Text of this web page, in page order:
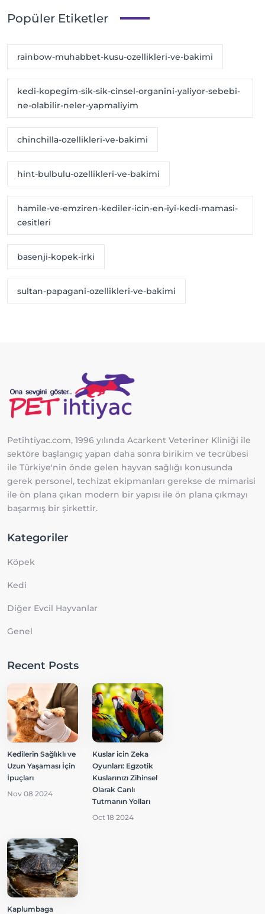
Popüler Etiketler
rainbow-muhabbet-kusu-ozellikleri-ve-bakimi
kedi-kopegim-sik-sik-cinsel-organini-yaliyor-sebebi-
ne-olabilir-neler-yapmaliyim
chinchilla-ozellikleri-ve-bakimi
hint-bulbulu-ozellikleri-ve-bakimi
hamile-ve-emziren-kediler-icin-en-iyi-kedi-mamasi-
cesitleri
basenji-kopek-irki
sultan-papagani-ozellikleri-ve-bakimi
Petihtiyac.com, 1996 yılında Acarkent Veteriner Kliniği ile
sektöre başlangıç yapan daha sonra birikim ve tecrübesi
ile Türkiye'nin önde gelen hayvan sağlığı konusunda
gerek personel, techizat ekipmanları gerekse de mimarisi
ile ön plana çıkan modern bir yapısı ile ön plana çıkmayı
başarmış bir şirkettir.
Kategoriler
Köpek
Kedi
Diğer Evcil Hayvanlar
Genel
Recent Posts
Kedilerin Sağlıklı ve
Uzun Yaşaması İçin
İpuçları
Nov 08 2024
Kuslar icin Zeka
Oyunları: Egzotik
Kuslarınızı Zihinsel
Olarak Canlı
Tutmanın Yolları
Oct 18 2024
Kaplumbaga